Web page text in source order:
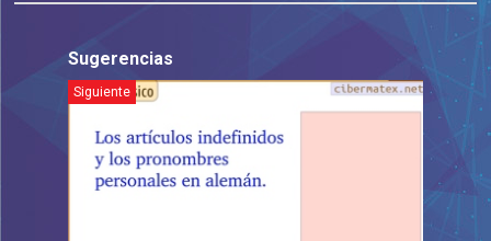
Sugerencias
Siguiente